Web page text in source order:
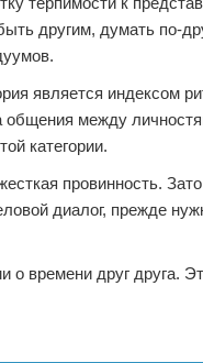
другим, думать по-
является индексом
общения между
категории.
провинность.
диалог, прежде
о времени друг друга.